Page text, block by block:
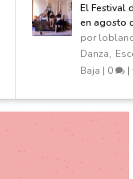
El Festival
en agosto
por
Danza,
Baja | 0 |